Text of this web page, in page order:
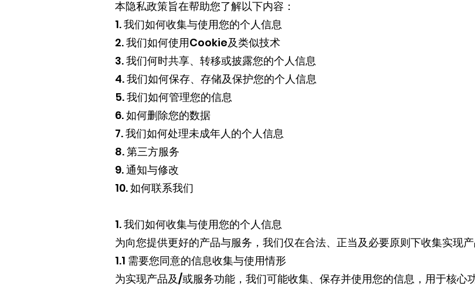
本隐私政策旨在帮助您了解以下内容：
1. 我们如何收集与使用您的个人信息
2. 我们如何使用Cookie及类似技术
3. 我们何时共享、转移或披露您的个人信息
4. 我们如何保存、存储及保护您的个人信息
5. 我们如何管理您的信息
6. 如何删除您的数据
7. 我们如何处理未成年人的个人信息
8. 第三方服务
9. 通知与修改
10. 如何联系我们
1. 我们如何收集与使用您的个人信息
为向您提供更好的产品与服务，我们仅在合法、正当及必要原则下收集实现产
1.1 需要您同意的信息收集与使用情形
为实现产品及/或服务功能，我们可能收集、保存并使用您的信息，用于核心